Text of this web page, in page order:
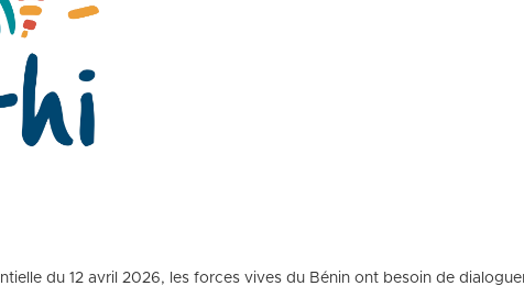
du 12 avril 2026, les forces vives du Bénin ont besoin de